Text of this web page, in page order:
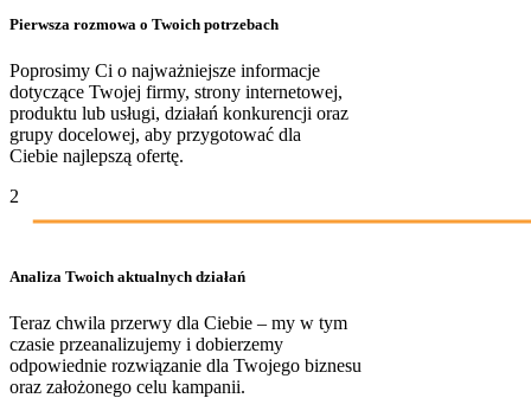
Pierwsza rozmowa o Twoich potrzebach
Poprosimy Ci o najważniejsze informacje
dotyczące Twojej firmy, strony internetowej,
produktu lub usługi, działań konkurencji oraz
grupy docelowej, aby przygotować dla
Ciebie najlepszą ofertę.
2
Analiza Twoich aktualnych działań
Teraz chwila przerwy dla Ciebie – my w tym
czasie przeanalizujemy i dobierzemy
odpowiednie rozwiązanie dla Twojego biznesu
oraz założonego celu kampanii.